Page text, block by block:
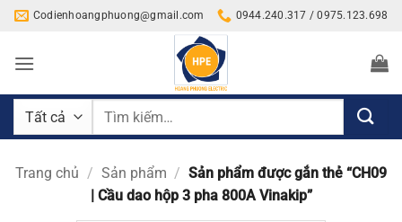
Bỏ
nội
Codienhoangphuong@gmail.com 0944.240.317 / 0975.123.698
Tìm
Trang chủ / Sản phẩm / Sản phẩm được gắn thẻ “CH09
| Cầu dao hộp 3 pha 800A Vinakip”